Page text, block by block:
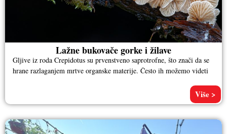
Lažne bukovače gorke i žilave
Gljive iz roda Crepidotus su prvenstveno saprotrofne, što znači da se
hrane razlaganjem mrtve organske materije. Često ih možemo videti
Više >